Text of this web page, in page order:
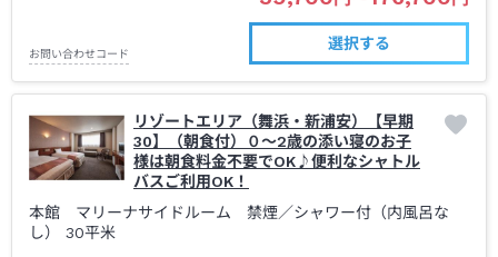
お問い合わせコード
選択する
リゾートエリア（舞浜・新浦安）【早期
30】（朝食付）０～2歳の添い寝のお子
様は朝食料金不要でOK♪便利なシャトル
バスご利用OK！
本館 マリーナサイドルーム 禁煙／シャワー付（内風呂な
し） 30平米